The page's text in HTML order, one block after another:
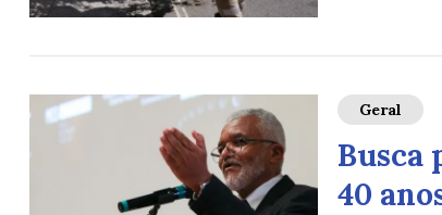
Geral
Busca
40